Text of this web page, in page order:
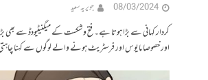
08/03/2024 جویریہ سعید
کردار کہانی سے بڑا ہوتا ہے۔ فتح و شکست کے میگنیٹیودڈ سے بھی
اور خصوصا مایوس اور فرسٹریٹ ہونے والے لوگوں سے کہنا